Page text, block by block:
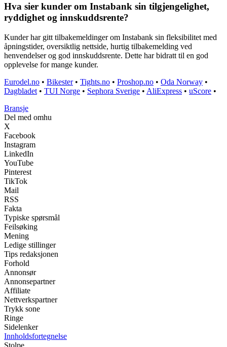
Hva sier kunder om Instabank sin tilgjengelighet,
ryddighet og innskuddsrente?
Kunder har gitt tilbakemeldinger om Instabank sin fleksibilitet med
åpningstider, oversiktlig nettside, hurtig tilbakemelding ved
henvendelser og god innskuddsrente. Dette har bidratt til en god
opplevelse for mange kunder.
Eurodel.no • Bikester• Tights.no • Proshop.no • Oda Norway •
Dagbladet • TUI Norge • Sephora Sverige • AliExpress • uScore •
Bransje
Del med omhu
X
Facebook
Instagram
LinkedIn
YouTube
Pinterest
TikTok
Mail
RSS
Fakta
Typiske spørsmål
Feilsøking
Mening
Ledige stillinger
Tips redaksjonen
Forhold
Annonsør
Annonsepartner
Affiliate
Nettverkspartner
Trykk sone
Ringe
Sidelenker
Innholdsfortegnelse
Stolpe